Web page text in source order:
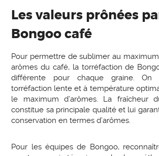
Les valeurs prônées
Bongoo café
Pour permettre de sublimer au
arômes du café, la torréfaction de
différente pour chaque graine.
torréfaction lente et à température
le maximum d’arômes. La fraîcheur
constitue sa principale qualité et lui
conservation en termes d’arômes.
Pour les équipes de Bongoo,